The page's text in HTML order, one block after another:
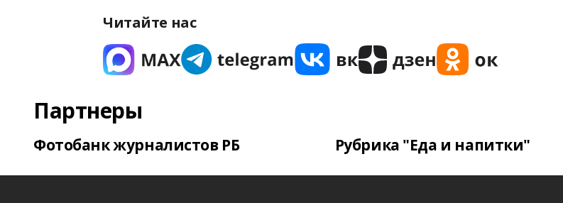
Читайте нас
Партнеры
Фотобанк журналистов РБ Рубрика "Еда и напитки"